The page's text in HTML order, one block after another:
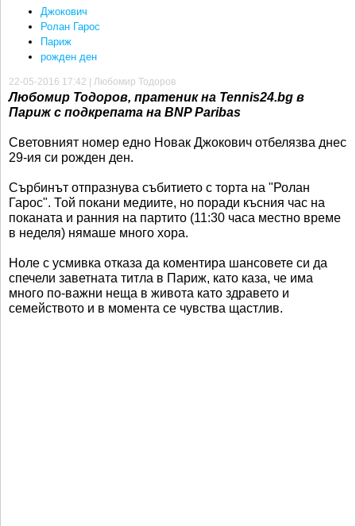
Джокович
Ролан Гарос
Париж
рожден ден
22-05-2016 17:42 | Любомир Тодоров
Любомир Тодоров, пратеник на Tennis24.bg в
Париж с подкрепата на BNP Paribas
Световният номер едно Новак Джокович отбелязва днес
29-ия си рожден ден.
Сърбинът отпразнува събитието с торта на "Ролан
Гарос". Той покани медиите, но поради късния час на
поканата и ранния на партито (11:30 часа местно време
в неделя) нямаше много хора.
Ноле с усмивка отказа да коментира шансовете си да
спечели заветната титла в Париж, като каза, че има
много по-важни неща в живота като здравето и
семейството и в момента се чувства щастлив.